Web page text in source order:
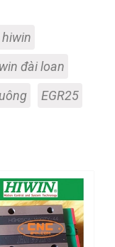
đài loan
EGR25